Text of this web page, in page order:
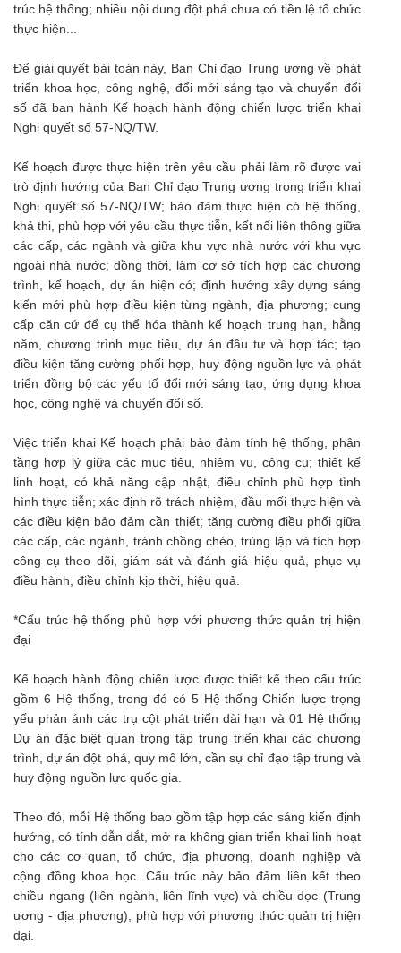
trúc hệ thống; nhiều nội dung đột phá chưa có tiền lệ tổ chức
thực hiện...
Để giải quyết bài toán này, Ban Chỉ đạo Trung ương về phát
triển khoa học, công nghệ, đổi mới sáng tạo và chuyển đổi
số đã ban hành Kế hoạch hành động chiến lược triển khai
Nghị quyết số 57-NQ/TW.
Kế hoạch được thực hiện trên yêu cầu phải làm rõ được vai
trò định hướng của Ban Chỉ đạo Trung ương trong triển khai
Nghị quyết số 57-NQ/TW; bảo đảm thực hiện có hệ thống,
khả thi, phù hợp với yêu cầu thực tiễn, kết nối liên thông giữa
các cấp, các ngành và giữa khu vực nhà nước với khu vực
ngoài nhà nước; đồng thời, làm cơ sở tích hợp các chương
trình, kế hoạch, dự án hiện có; định hướng xây dựng sáng
kiến mới phù hợp điều kiện từng ngành, địa phương; cung
cấp căn cứ để cụ thể hóa thành kế hoạch trung hạn, hằng
năm, chương trình mục tiêu, dự án đầu tư và hợp tác; tạo
điều kiện tăng cường phối hợp, huy động nguồn lực và phát
triển đồng bộ các yếu tố đổi mới sáng tạo, ứng dụng khoa
học, công nghệ và chuyển đổi số.
Việc triển khai Kế hoạch phải bảo đảm tính hệ thống, phân
tầng hợp lý giữa các mục tiêu, nhiệm vụ, công cụ; thiết kế
linh hoạt, có khả năng cập nhật, điều chỉnh phù hợp tình
hình thực tiễn; xác định rõ trách nhiệm, đầu mối thực hiện và
các điều kiện bảo đảm cần thiết; tăng cường điều phối giữa
các cấp, các ngành, tránh chồng chéo, trùng lặp và tích hợp
công cụ theo dõi, giám sát và đánh giá hiệu quả, phục vụ
điều hành, điều chỉnh kịp thời, hiệu quả.
*Cấu trúc hệ thống phù hợp với phương thức quản trị hiện
đại
Kế hoạch hành động chiến lược được thiết kế theo cấu trúc
gồm 6 Hệ thống, trong đó có 5 Hệ thống Chiến lược trọng
yếu phản ánh các trụ cột phát triển dài hạn và 01 Hệ thống
Dự án đặc biệt quan trọng tập trung triển khai các chương
trình, dự án đột phá, quy mô lớn, cần sự chỉ đạo tập trung và
huy động nguồn lực quốc gia.
Theo đó, mỗi Hệ thống bao gồm tập hợp các sáng kiến định
hướng, có tính dẫn dắt, mở ra không gian triển khai linh hoạt
cho các cơ quan, tổ chức, địa phương, doanh nghiệp và
cộng đồng khoa học. Cấu trúc này bảo đảm liên kết theo
chiều ngang (liên ngành, liên lĩnh vực) và chiều dọc (Trung
ương - địa phương), phù hợp với phương thức quản trị hiện
đại.